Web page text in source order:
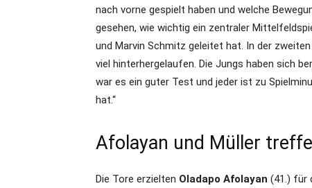
nach vorne gespielt haben und welche
gesehen, wie wichtig ein zentraler
und Marvin Schmitz geleitet hat. In der
viel hinterhergelaufen. Die Jungs haben sich
war es ein guter Test und jeder ist zu
hat.“
Afolayan und Müller
Die Tore erzielten Oladapo Afolayan (41.) für